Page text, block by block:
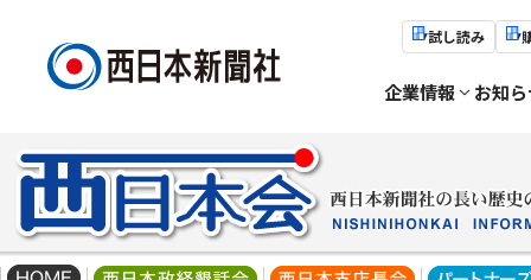
試し読み
企業情報 お知